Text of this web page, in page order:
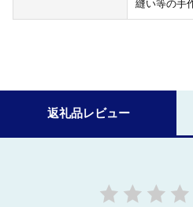
縫い等の手
返礼品レビュー